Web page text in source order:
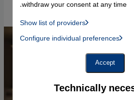
Technically
withdraw your consent at any time.
Show list of providers
Instagram Embed, Twitter
Facebook Embed /
Configure individual preferences
Accept